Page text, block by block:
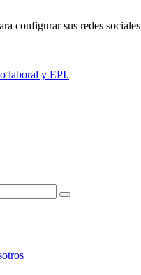
configurar sus redes sociales